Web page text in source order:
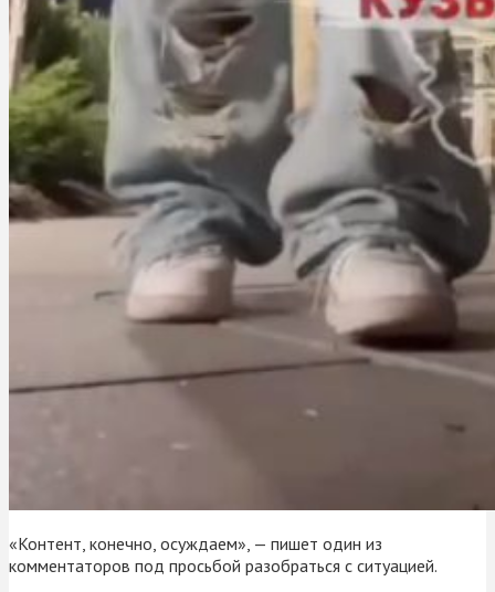
«Контент, конечно, осуждаем», — пишет один из
комментаторов под просьбой разобраться с ситуацией.